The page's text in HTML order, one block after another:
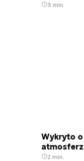
3 min.
Wykryto
2 min.